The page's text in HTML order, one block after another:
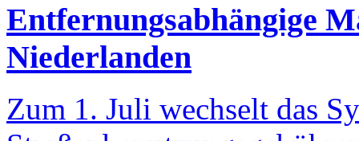
Entfernungsabhängige
Niederlanden
Zum 1. Juli wechselt das